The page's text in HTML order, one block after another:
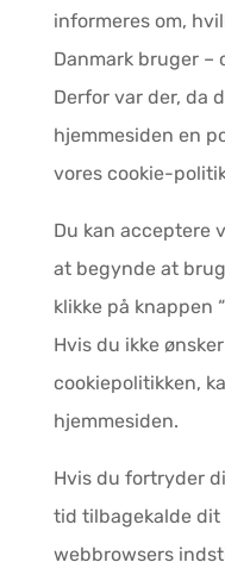
informeres om,
Danmark bruger –
Derfor var der, da
hjemmesiden en
vores cookie-
Du kan acceptere
at begynde at
klikke på knappen
Hvis du ikke
cookiepolitikken,
hjemmesiden.
Hvis du fortryder
tid tilbagekalde dit
webbrowsers